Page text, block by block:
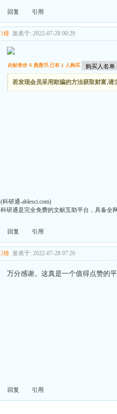
回复 引用
1楼 发表于: 2022-07-28 00:29
此帖售价 5 愚愚币,已有 1 人购买
若发现会员采用欺骗的方法获取财富,
(科研通-ablesci.com)
科研通是完全免费的文献互助平台，具备全
回复 引用
2楼 发表于: 2022-07-28 07:26
万分感谢。这真是一个值得点赞的
回复 引用